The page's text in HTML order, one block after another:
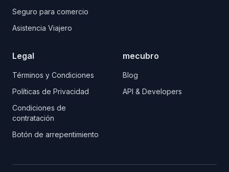
Seguro para comercio
Asistencia Viajero
Legal
Términos y Condiciones
Políticas de Privacidad
Condiciones de
contratación
Botón de arrepentimiento
mecubro
Blog
API & Developers